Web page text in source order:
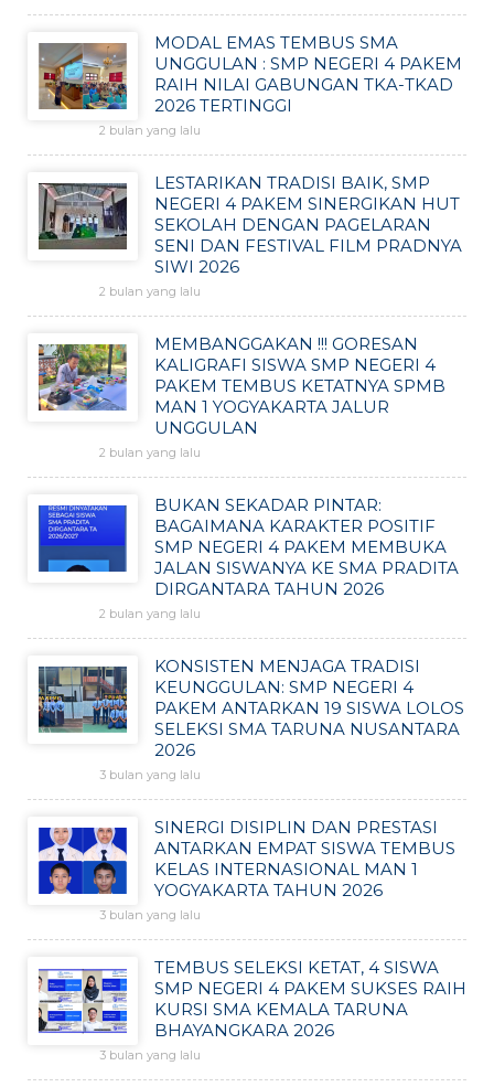
MODAL EMAS TEMBUS SMA
UNGGULAN : SMP NEGERI 4 PAKEM
RAIH NILAI GABUNGAN TKA-TKAD
2026 TERTINGGI
2 bulan yang lalu
LESTARIKAN TRADISI BAIK, SMP
NEGERI 4 PAKEM SINERGIKAN HUT
SEKOLAH DENGAN PAGELARAN
SENI DAN FESTIVAL FILM PRADNYA
SIWI 2026
2 bulan yang lalu
MEMBANGGAKAN !!! GORESAN
KALIGRAFI SISWA SMP NEGERI 4
PAKEM TEMBUS KETATNYA SPMB
MAN 1 YOGYAKARTA JALUR
UNGGULAN
2 bulan yang lalu
BUKAN SEKADAR PINTAR:
BAGAIMANA KARAKTER POSITIF
SMP NEGERI 4 PAKEM MEMBUKA
JALAN SISWANYA KE SMA PRADITA
DIRGANTARA TAHUN 2026
2 bulan yang lalu
KONSISTEN MENJAGA TRADISI
KEUNGGULAN: SMP NEGERI 4
PAKEM ANTARKAN 19 SISWA LOLOS
SELEKSI SMA TARUNA NUSANTARA
2026
3 bulan yang lalu
SINERGI DISIPLIN DAN PRESTASI
ANTARKAN EMPAT SISWA TEMBUS
KELAS INTERNASIONAL MAN 1
YOGYAKARTA TAHUN 2026
3 bulan yang lalu
TEMBUS SELEKSI KETAT, 4 SISWA
SMP NEGERI 4 PAKEM SUKSES RAIH
KURSI SMA KEMALA TARUNA
BHAYANGKARA 2026
3 bulan yang lalu